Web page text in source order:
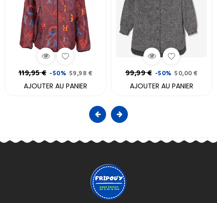
119,95 € -50% 59,98 €
AJOUTER AU PANIER
99,99 € -50% 50,00 €
AJOUTER AU PANIER